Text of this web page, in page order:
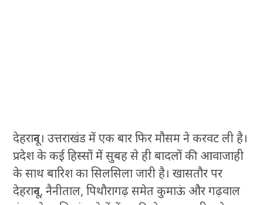
देहरादून। उत्तराखंड में एक बार फिर मौसम ने करवट ली है।
प्रदेश के कई हिस्सों में सुबह से ही बादलों की आवाजाही
के साथ बारिश का सिलसिला जारी है। खासतौर पर
देहरादून, नैनीताल, पिथौरागढ़ समेत कुमाऊं और गढ़वाल